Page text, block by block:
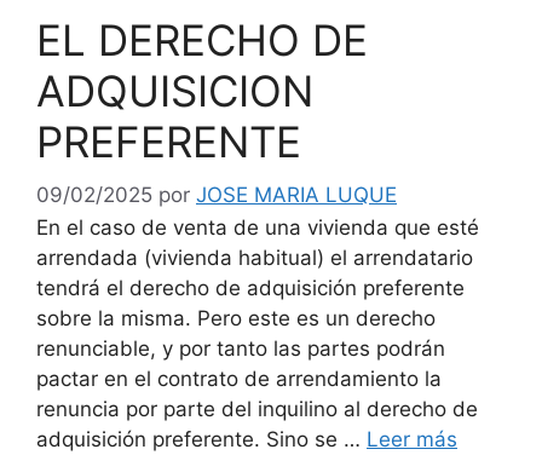
EL DERECHO DE
ADQUISICION
PREFERENTE
09/02/2025 por JOSE MARIA LUQUE
En el caso de venta de una vivienda que esté
arrendada (vivienda habitual) el arrendatario
tendrá el derecho de adquisición preferente
sobre la misma. Pero este es un derecho
renunciable, y por tanto las partes podrán
pactar en el contrato de arrendamiento la
renuncia por parte del inquilino al derecho de
adquisición preferente. Sino se … Leer más